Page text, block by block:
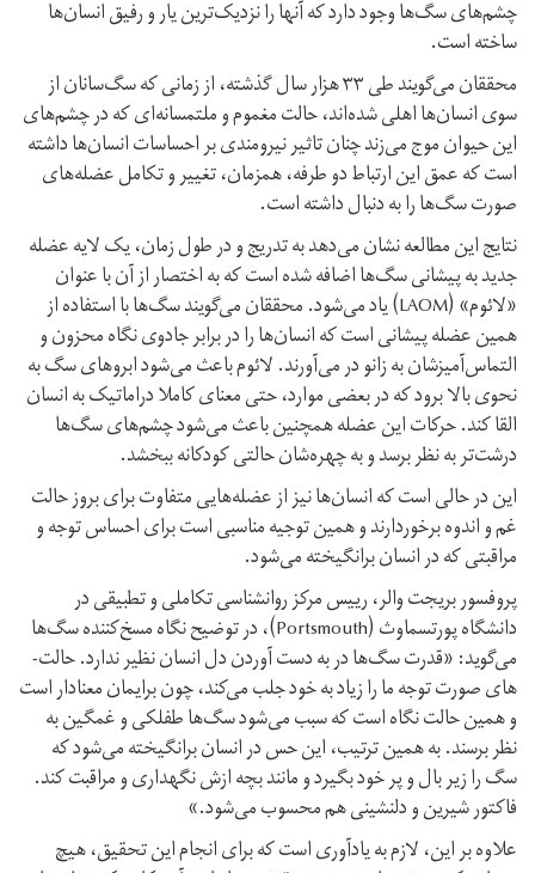
چشم­‌های سگ‌­ها وجود دارد که آنها را نزدیک‌­ترین یار و رفیق انسان‌­ها
ساخته است.
محققان می­‌گویند طی ۳۳ هزار سال گذشته، از زمانی که سگ‌­سانان از
سوی انسان‌­ها اهلی شده­‌اند، حالت مغموم و ملتمسانه‌­ای که در چشم‌­های
این حیوان موج می­‌زند چنان تاثیر نیرومندی بر احساسات انسان­‌ها داشته
است که عمق این ارتباط دو طرفه، همزمان، تغییر و تکامل عضله­‌های
صورت سگ­‌ها را به دنبال داشته است.
نتایج این مطالعه نشان می‌­دهد به تدریج و در طول زمان، یک لایه عضله
جدید به پیشانی سگ‌­ها اضافه شده است که به اختصار از آن با عنوان
«لائوم» (LAOM) یاد می‌­شود. محققان می­‌گویند سگ‌­ها با استفاده از
همین عضله پیشانی است که انسان­‌ها را در برابر جادوی نگاه محزون و
التماس‌­آمیزشان به زانو در می‌­آورند. لائوم باعث می‌­شود ابروهای سگ به
نحوی بالا برود که در بعضی موارد، حتی معنای کاملا دراماتیک به انسان
القا کند. حرکات این عضله همچنین باعث می­‌شود چشم‌­های سگ‌­ها
درشت‌­تر به نظر برسد و به چهره­‌شان حالتی کودکانه ببخشد.
این در حالی است که انسان‌­ها نیز از عضله­‌هایی متفاوت برای بروز حالت
غم و اندوه برخوردارند و همین توجیه مناسبی است برای احساس توجه و
مراقبتی که در انسان برانگیخته می­‌شود.
پروفسور بریجت والر، رییس مرکز روان­شناسی تکاملی و تطبیقی در
دانشگاه پورتسماوث (Portsmouth)، در توضیح نگاه مسخ­‌کننده سگ‌­ها
می­‌گوید: «قدرت سگ‌­ها در به دست آوردن دل انسان نظیر ندارد. حالت‌­
های صورت توجه ما را زیاد به خود جلب می­‌کند، چون برایمان معنادار است
و همین حالت نگاه است که سبب می‌­شود سگ‌­ها طفلکی و غمگین به
نظر برسند. به همین ترتیب، این حس در انسان برانگیخته می‌­شود که
سگ را زیر بال و پر خود بگیرد و مانند بچه ازش نگهداری و مراقبت کند.
فاکتور شیرین و دلنشینی هم محسوب می‌­شود.»
علاوه بر این، لازم به یادآوری است که برای انجام این تحقیق، هیچ